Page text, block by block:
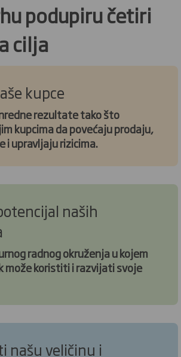
podupiru četiri
cilja
kupce
rezultate tako što
kupcima da povećaju prodaju,
i upravljaju rizicima.
naših
radnog okruženja u kojem
može koristiti i razvijati svoje
našu veličinu i